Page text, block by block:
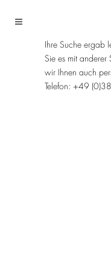
Ihre Suche ergab
Sie es mit anderer
wir Ihnen auch
Telefon: +49